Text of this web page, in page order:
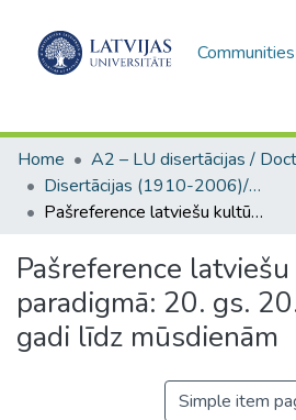
Home
Disertācijas (1910-2006)/ Doctoral Theses
Pašreference latviešu kultūras paradigmā: 20. gs. 20.-40. un 90. gadi līdz mūsdienām
Pašreference
paradigmā: 20. gs.
gadi līdz mūsdienām
Simple item